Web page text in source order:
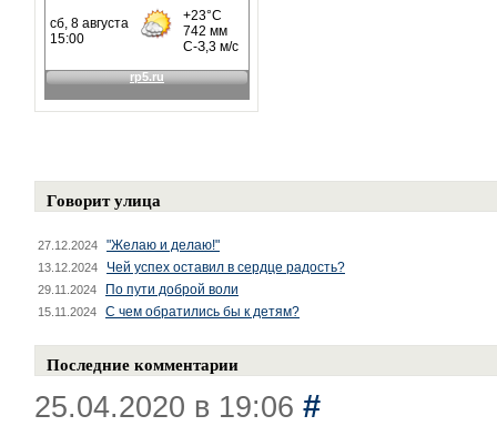
Говорит улица
27.12.2024 "Желаю и делаю!"
13.12.2024 Чей успех оставил в сердце радость?
29.11.2024 По пути доброй воли
15.11.2024 С чем обратились бы к детям?
Последние комментарии
25.04.2020 в 19:06 #